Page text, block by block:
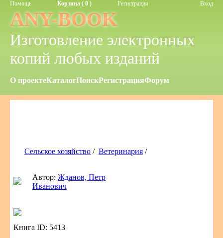
Помощь Корзина ( 0 ) Регистрация Вход
ANY-BOOK
Изготовление электронных
копий любых изданий
О проектеКаталогПоискРегистрацияФорум
Сельское хозяйство / Ветеринария /
Автор:Жданов, Петр
Иванович
Книга ID: 5413